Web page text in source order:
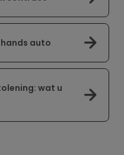
auto
wat u